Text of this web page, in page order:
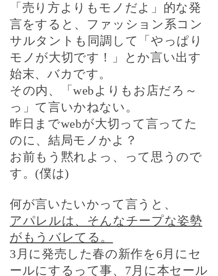
「売り方よりもモノだよ」的な発
言をすると、ファッション系コン
サルタントも同調して「やっぱり
モノが大切です！」とか言い出す
始末、バカです。
その内、「webよりもお店だろ～
っ」て言いかねない。
昨日までwebが大切って言ってた
のに、結局モノかよ？
お前もう黙れよっ、って思うので
す。(僕は)
何が言いたいかって言うと、
アパレルは、そんなチープな姿勢
がもうバレてる。
3 月に発売した春の新作を6 月にセ
ールにするって事、 7 月に本セール